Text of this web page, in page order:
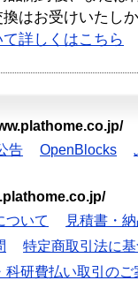
はお受けいたし
詳しくはこちら
告 OpenBlocks
ついて
見積書・
特定商取引法に
科研費払い取引のご